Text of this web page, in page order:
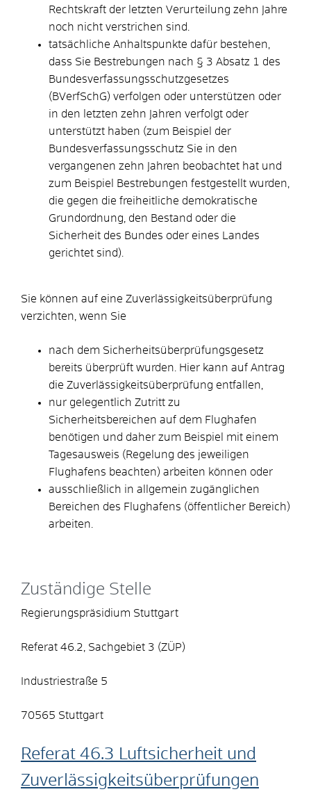
Rechtskraft der letzten Verurteilung zehn Jahre
noch nicht verstrichen sind.
tatsächliche Anhaltspunkte dafür bestehen,
dass Sie Bestrebungen nach § 3 Absatz 1 des
Bundesverfassungsschutzgesetzes
(BVerfSchG) verfolgen oder unterstützen oder
in den letzten zehn Jahren verfolgt oder
unterstützt haben (zum Beispiel der
Bundesverfassungsschutz Sie in den
vergangenen zehn Jahren beobachtet hat und
zum Beispiel Bestrebungen festgestellt wurden,
die gegen die freiheitliche demokratische
Grundordnung, den Bestand oder die
Sicherheit des Bundes oder eines Landes
gerichtet sind).
Sie können auf eine Zuverlässigkeitsüberprüfung
verzichten, wenn Sie
nach dem Sicherheitsüberprüfungsgesetz
bereits überprüft wurden. Hier kann auf Antrag
die Zuverlässigkeitsüberprüfung entfallen,
nur gelegentlich Zutritt zu
Sicherheitsbereichen auf dem Flughafen
benötigen und daher zum Beispiel mit einem
Tagesausweis (Regelung des jeweiligen
Flughafens beachten) arbeiten können oder
ausschließlich in allgemein zugänglichen
Bereichen des Flughafens (öffentlicher Bereich)
arbeiten.
Zuständige Stelle
Regierungspräsidium Stuttgart
Referat 46.2, Sachgebiet 3 (ZÜP)
Industriestraße 5
70565 Stuttgart
Referat 46.3 Luftsicherheit und
Zuverlässigkeitsüberprüfungen